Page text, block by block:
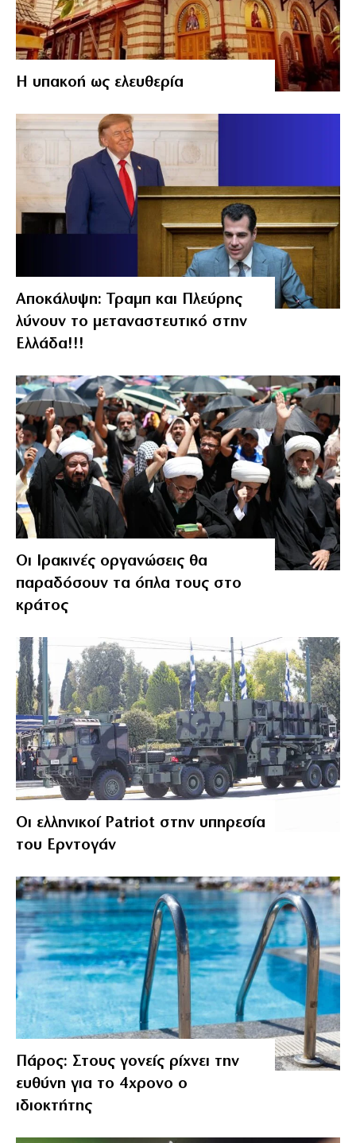
Η υπακοή ως ελευθερία
Αποκάλυψη: Τραμπ και Πλεύρης
λύνουν το μεταναστευτικό στην
Ελλάδα!!!
Οι Ιρακινές οργανώσεις θα
παραδόσουν τα όπλα τους στο
κράτος
Οι ελληνικοί Patriot στην υπηρεσία
του Ερντογάν
Πάρος: Στους γονείς ρίχνει την
ευθύνη για το 4χρονο ο
ιδιοκτήτης